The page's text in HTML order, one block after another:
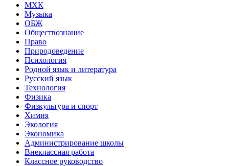
МХК
Музыка
ОБЖ
Обществознание
Право
Природоведение
Психология
Родной язык и литература
Русский язык
Технология
Физика
Физкультура и спорт
Химия
Экология
Экономика
Администрирование школы
Внеклассная работа
Классное руководство